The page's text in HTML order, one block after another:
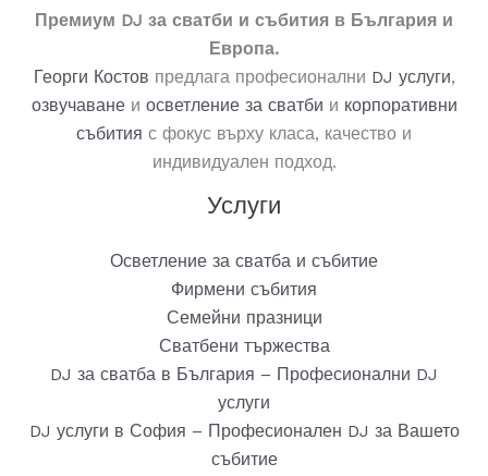
Премиум DJ за сватби и събития в България и
Европа.
Георги Костов предлага професионални DJ услуги,
озвучаванеи осветление засватби и корпоративни
събития с фокус върху класа, качество и
индивидуален подход.
Услуги
Осветление за сватба и събитие
Фирмени събития
Семейни празници
Сватбени тържества
DJ за сватба в България – Професионални DJ
услуги
DJ услуги в София – Професионален DJ за Вашето
събитие